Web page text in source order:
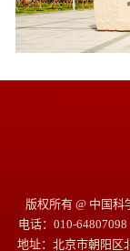
版权所有 @ 中国
电话：010-
地址：北京市朝阳